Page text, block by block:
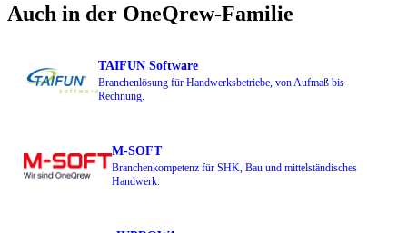
Auch in der OneQrew-Familie
TAIFUN Software
Branchenlösung für Handwerksbetriebe, von Aufmaß bis
Rechnung.
M-SOFT
Branchenkompetenz für SHK, Bau und mittelständisches
Handwerk.